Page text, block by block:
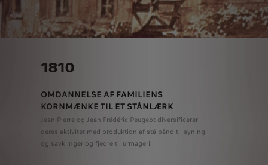
1810
OMDANNELSE AF FAMILIENS
KORNMÆNKE TIL ET STÅNLÆRK
Jean-Pierre og Jean-Frédéric Peugeot diversificerer
deres aktivitet med produktion af stålbånd til syning
og savklinger og fjedre til urmageri.